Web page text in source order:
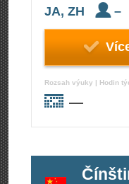
JA, ZH –
Rozsah výuky | Hodin
—